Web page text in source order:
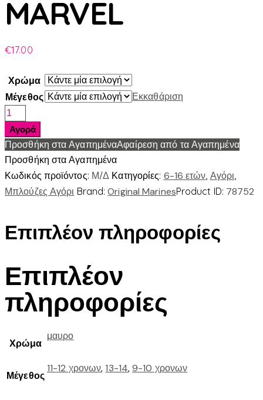
MARVEL
€17.00
Χρώμα
Μέγεθος
Εκκαθάριση
MARVEL
ποσότητα
Αγορά
Προσθήκη στα ΑγαπημέναΑφαίρεση από τα Αγαπημένα
Προσθήκη στα Αγαπημένα
Κωδικός προϊόντος: Μ/Δ Κατηγορίες: 6-16 ετών, Αγόρι,
Μπλούζες Αγόρι Brand:Original MarinesProduct ID: 78752
Επιπλέον πληροφορίες
Επιπλέον
πληροφορίες
Χρώμα
μαυρο
Μέγεθος
11-12 χρονων,13-14,9-10 χρονων